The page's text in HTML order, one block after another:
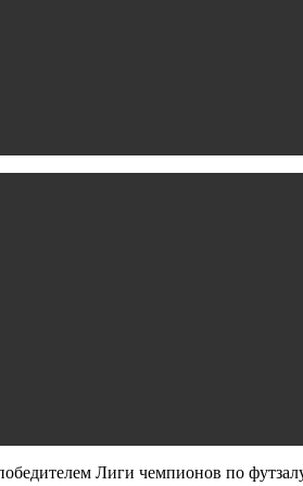
Лиги чемпионов по